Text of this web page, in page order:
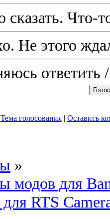
сказать. Что-
Не этого
Тема голосования| Оставить
»
модов для
RTS